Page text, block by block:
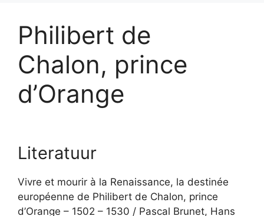
Philibert de
Chalon, prince
d’Orange
Literatuur
Vivre et mourir à la Renaissance, la destinée
européenne de Philibert de Chalon, prince
d’Orange – 1502 – 1530 / Pascal Brunet, Hans